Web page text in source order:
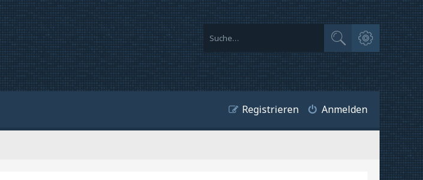
Suche
Erweiterte Suche
Anmelden
Registrieren